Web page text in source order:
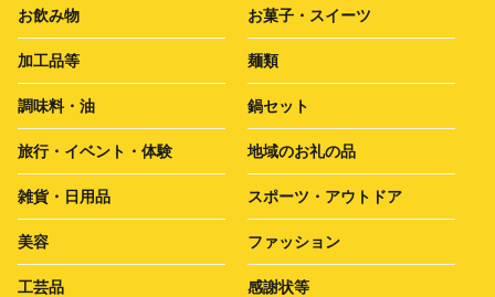
お飲み物 お菓子・スイーツ
加工品等 麺類
調味料・油 鍋セット
旅行・イベント・体験 地域のお礼の品
雑貨・日用品 スポーツ・アウトドア
美容 ファッション
工芸品 感謝状等